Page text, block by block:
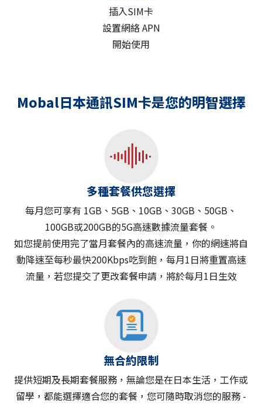
插入SIM卡
設置網絡 APN
開始使用
Mobal日本通訊SIM卡是您的明智選擇
多種套餐供您選擇
每月您可享有 1GB、5GB、10GB、30GB、50GB、
100GB或200GB的5G高速數據流量套餐。
如您提前使用完了當月套餐內的高速流量，你的網速將自
動降速至每秒最快200Kbps吃到飽，每月1日將重置高速
流量，若您提交了更改套餐申請，將於每月1日生效
無合約限制
提供短期及長期套餐服務，無論您是在日本生活，工作或
留學，都能選擇適合您的套餐，您可隨時取消您的服務 -